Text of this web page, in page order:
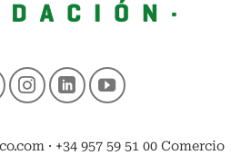
· +34 957 59 51 00 Comercio